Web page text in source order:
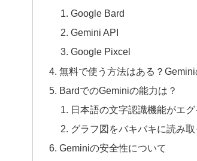
Google Bard
Gemini API
Google Pixcel
無料で使う方法はある？
BardでのGeminiの能力は？
日本語の文字認識機能がエグ
グラフ図をバキバキに読み取
Geminiの安全性について